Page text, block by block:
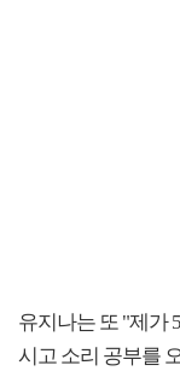
유지나는 또 "제가
시고 소리 공부를